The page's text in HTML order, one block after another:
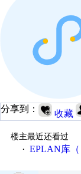
分享到：
收藏
楼主最近还看过
· EPLAN库（